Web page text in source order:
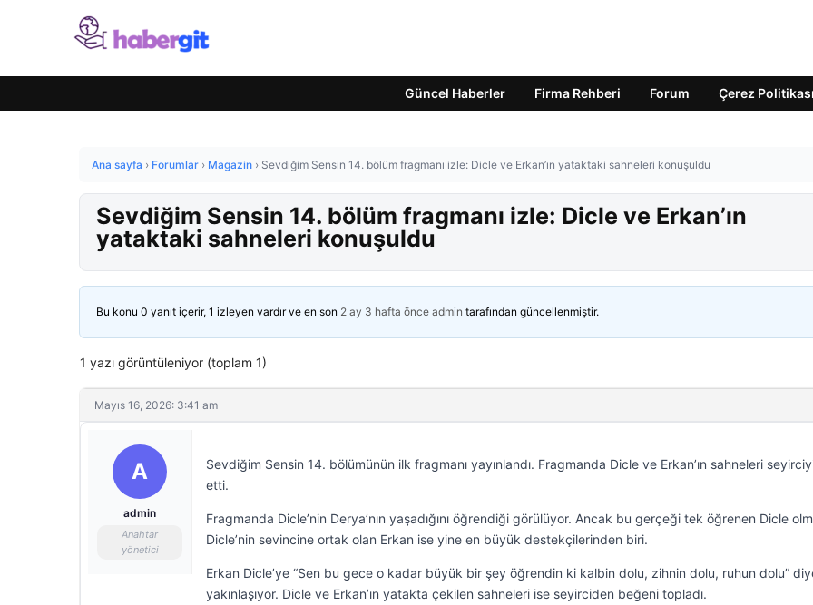
Güncel Haberler Firma Rehberi Forum Çerez Politikası
Ana sayfa › Forumlar › Magazin › Sevdiğim Sensin 14. bölüm fragmanı izle: Dicle ve Erkan’ın yataktaki sahneleri konuşuldu
Sevdiğim Sensin 14. bölüm fragmanı izle: Dicle ve Erkan’ın
yataktaki sahneleri konuşuldu
Bu konu 0 yanıt içerir, 1 izleyen vardır ve en son 2 ay 3 hafta önce admin tarafından güncellenmiştir.
1 yazı görüntüleniyor (toplam 1)
Mayıs 16, 2026: 3:41 am
A
admin
Anahtar
yönetici
Sevdiğim Sensin 14. bölümünün ilk fragmanı yayınlandı. Fragmanda Dicle ve Erkan’ın sahneleri
etti.
Fragmanda Dicle’nin Derya’nın yaşadığını öğrendiği görülüyor. Ancak bu gerçeği tek öğrenen Dicle
Dicle’nin sevincine ortak olan Erkan ise yine en büyük destekçilerinden biri.
Erkan Dicle’ye “Sen bu gece o kadar büyük bir şey öğrendin ki kalbin dolu, zihnin dolu, ruhun dolu”
yakınlaşıyor. Dicle ve Erkan’ın yatakta çekilen sahneleri ise seyirciden beğeni topladı.